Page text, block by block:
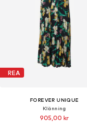
REA
FOREVER UNIQUE
Klänning
905,00 kr